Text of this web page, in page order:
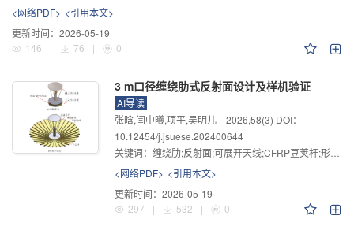
<网络PDF> <引用本文>
更新时间： 2026-05-19
146
| 76 | 0
3 m口径缠绕肋式反射面设计及样机验证
AI导读
张晗,闫中曦,项平,吴明儿
2026,58(3) DOI：
10.12454/j.jsuese.202400644
关键词： 缠绕肋;反射面;可展开天线;CFRP豆荚杆;形面精度;样机验证
<网络PDF> <引用本文>
更新时间： 2026-05-19
297
| 532 | 0